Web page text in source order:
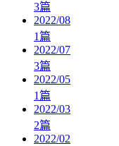
3篇
2022/08
1篇
2022/07
3篇
2022/05
1篇
2022/03
2篇
2022/02